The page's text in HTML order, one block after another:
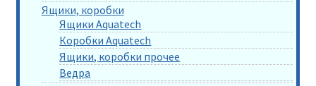
Ящики, коробки
Ящики Aquatech
Коробки Aquatech
Ящики, коробки прочее
Ведра